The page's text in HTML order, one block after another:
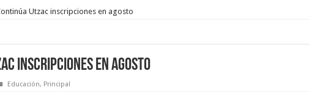
Utzac inscripciones en agosto
inscripciones en agosto
Educación, Principal